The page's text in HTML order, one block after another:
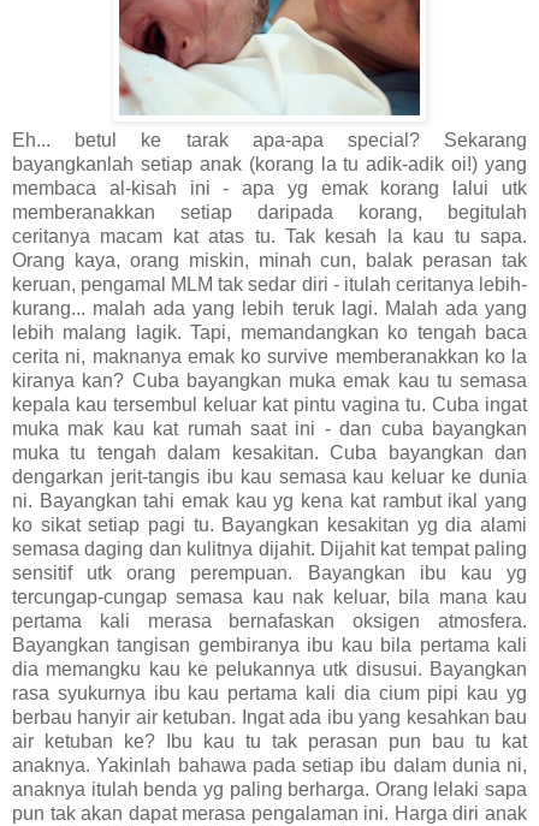
Eh... betul ke tarak apa-apa special? Sekarang
bayangkanlah setiap anak (korang la tu adik-adik oi!) yang
membaca al-kisah ini - apa yg emak korang lalui utk
memberanakkan setiap daripada korang, begitulah
ceritanya macam kat atas tu. Tak kesah la kau tu sapa.
Orang kaya, orang miskin, minah cun, balak perasan tak
keruan, pengamal MLM tak sedar diri - itulah ceritanya lebih-
kurang... malah ada yang lebih teruk lagi. Malah ada yang
lebih malang lagik. Tapi, memandangkan ko tengah baca
cerita ni, maknanya emak ko survive memberanakkan ko la
kiranya kan? Cuba bayangkan muka emak kau tu semasa
kepala kau tersembul keluar kat pintu vagina tu. Cuba ingat
muka mak kau kat rumah saat ini - dan cuba bayangkan
muka tu tengah dalam kesakitan. Cuba bayangkan dan
dengarkan jerit-tangis ibu kau semasa kau keluar ke dunia
ni. Bayangkan tahi emak kau yg kena kat rambut ikal yang
ko sikat setiap pagi tu. Bayangkan kesakitan yg dia alami
semasa daging dan kulitnya dijahit. Dijahit kat tempat paling
sensitif utk orang perempuan. Bayangkan ibu kau yg
tercungap-cungap semasa kau nak keluar, bila mana kau
pertama kali merasa bernafaskan oksigen atmosfera.
Bayangkan tangisan gembiranya ibu kau bila pertama kali
dia memangku kau ke pelukannya utk disusui. Bayangkan
rasa syukurnya ibu kau pertama kali dia cium pipi kau yg
berbau hanyir air ketuban. Ingat ada ibu yang kesahkan bau
air ketuban ke? Ibu kau tu tak perasan pun bau tu kat
anaknya. Yakinlah bahawa pada setiap ibu dalam dunia ni,
anaknya itulah benda yg paling berharga. Orang lelaki sapa
pun tak akan dapat merasa pengalaman ini. Harga diri anak